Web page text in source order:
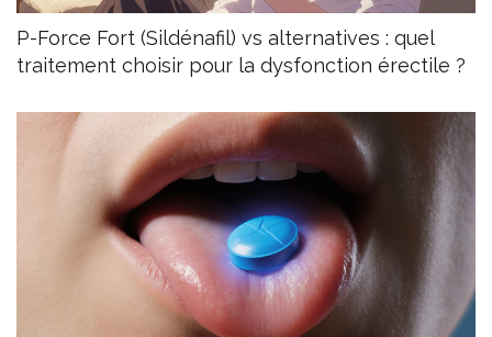
P-Force Fort (Sildénafil) vs alternatives : quel
traitement choisir pour la dysfonction érectile ?